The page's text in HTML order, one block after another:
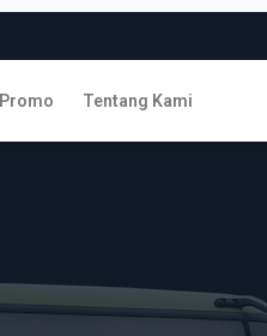
Promo Tentang Kami